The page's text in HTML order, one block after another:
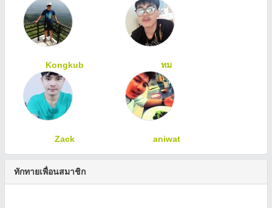
Kongkub ทม
Zack aniwat
ทักทายเพื่อนสมาชิก